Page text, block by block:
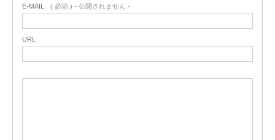
E-MAIL ( 必須 ) - 公開されません -
URL